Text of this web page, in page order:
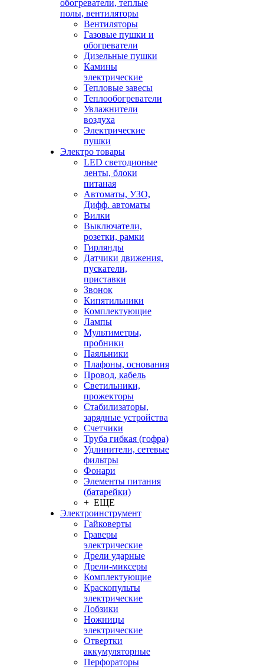
обогреватели, теплые
полы, вентиляторы
Вентиляторы
Газовые пушки и
обогреватели
Дизельные пушки
Камины
электрические
Тепловые завесы
Теплообогреватели
Увлажнители
воздуха
Электрические
пушки
Электро товары
LED светодионые
ленты, блоки
питаная
Автоматы, УЗО,
Дифф. автоматы
Вилки
Выключатели,
розетки, рамки
Гирлянды
Датчики движения,
пускатели,
приставки
Звонок
Кипятильники
Комплектующие
Лампы
Мультиметры,
пробники
Паяльники
Плафоны, основания
Провод, кабель
Светильники,
прожекторы
Стабилизаторы,
зарядные устройства
Счетчики
Труба гибкая (гофра)
Удлинители, сетевые
фильтры
Фонари
Элементы питания
(батарейки)
+ ЕЩЕ
Электроинструмент
Гайковерты
Граверы
электрические
Дрели ударные
Дрели-миксеры
Комплектующие
Краскопульты
электрические
Лобзики
Ножницы
электрические
Отвертки
аккумуляторные
Перфораторы